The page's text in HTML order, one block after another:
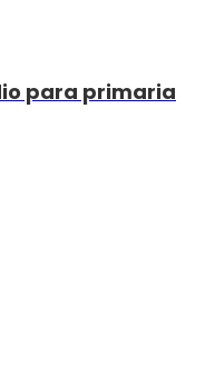
para primaria